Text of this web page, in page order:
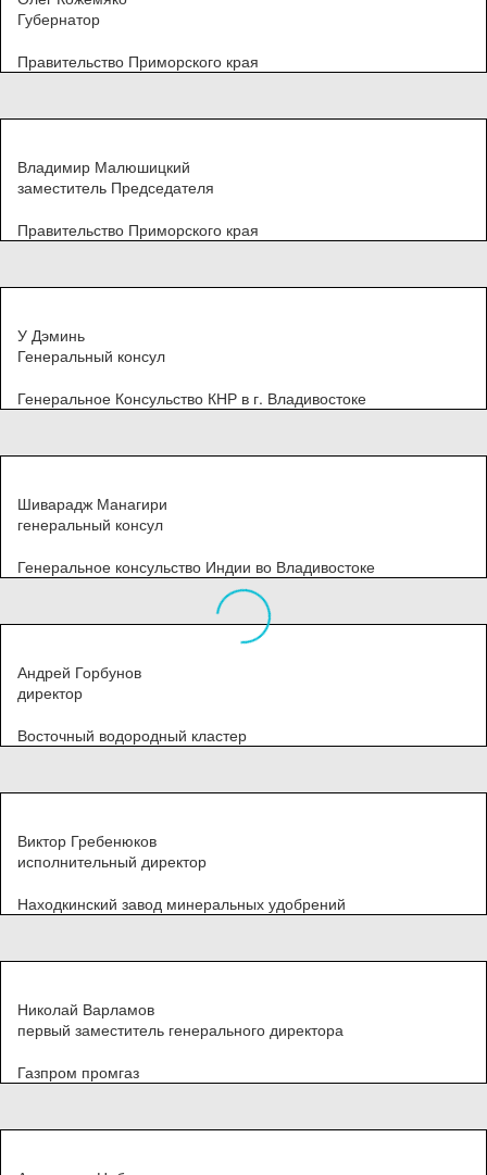
Губернатор
Правительство Приморского края
Владимир Малюшицкий
заместитель Председателя
Правительство Приморского края
У Дэминь
Генеральный консул
Генеральное Консульство КНР в г. Владивостоке
Шиварадж Манагири
генеральный консул
Генеральное консульство Индии во Владивостоке
Андрей Горбунов
директор
Восточный водородный кластер
Виктор Гребенюков
исполнительный директор
Находкинский завод минеральных удобрений
Николай Варламов
первый заместитель генерального директора
Газпром промгаз